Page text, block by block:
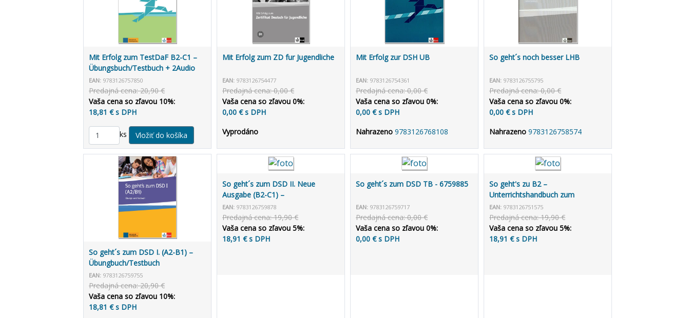
Mit Erfolg zum TestDaF B2-C1 –
Übungsbuch/Testbuch + 2Audio
CD
EAN: 9783126757850
Predajná cena: 20,90 €
Vaša cena so zľavou 10%:
18,81 € s DPH
ks
Mit Erfolg zum ZD fur Jugendliche
EAN: 9783126754477
Predajná cena: 0,00 €
Vaša cena so zľavou 0%:
0,00 € s DPH
Vyprodáno
Mit Erfolg zur DSH UB
EAN: 9783126754361
Predajná cena: 0,00 €
Vaša cena so zľavou 0%:
0,00 € s DPH
Nahrazeno 9783126768108
So geht´s noch besser LHB
EAN: 9783126755795
Predajná cena: 0,00 €
Vaša cena so zľavou 0%:
0,00 € s DPH
Nahrazeno 9783126758574
So geht´s zum DSD I. (A2-B1) –
Übungbuch/Testbuch
EAN: 9783126759755
Predajná cena: 20,90 €
Vaša cena so zľavou 10%:
18,81 € s DPH
So geht´s zum DSD II. Neue
Ausgabe (B2-C1) –
Lehrerhandbuch zum Übungsbuch
EAN: 9783126759878
Predajná cena: 19,90 €
Vaša cena so zľavou 5%:
18,91 € s DPH
So geht´s zum DSD TB - 6759885
EAN: 9783126759717
Predajná cena: 0,00 €
Vaša cena so zľavou 0%:
0,00 € s DPH
So geht's zu B2 –
Unterrichtshandbuch zum
Übungsbuch
EAN: 9783126751575
Predajná cena: 19,90 €
Vaša cena so zľavou 5%:
18,91 € s DPH